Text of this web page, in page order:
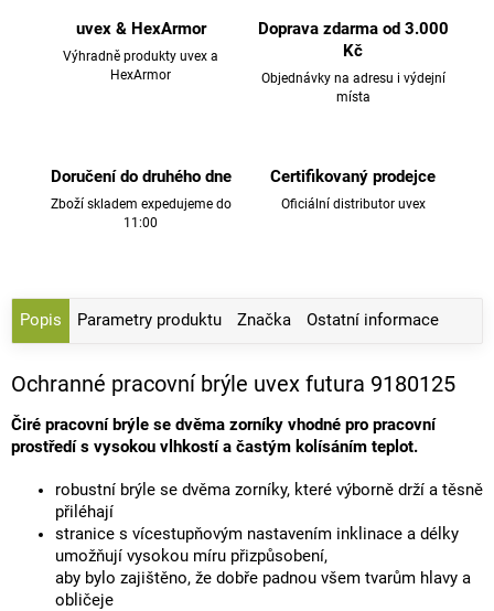
uvex & HexArmor
Výhradně produkty uvex a
HexArmor
Doprava zdarma od 3.000
Kč
Objednávky na adresu i výdejní
místa
Doručení do druhého dne
Zboží skladem expedujeme do
11:00
Certifikovaný prodejce
Oficiální distributor uvex
Popis Parametry produktu Značka Ostatní informace
Ochranné pracovní brýle uvex futura 9180125
Čiré pracovní brýle se dvěma zorníky vhodné pro pracovní
prostředí s vysokou vlhkostí a častým kolísáním teplot.
robustní brýle se dvěma zorníky, které výborně drží a těsně
přiléhají
stranice s vícestupňovým nastavením inklinace a délky
umožňují vysokou míru přizpůsobení,
aby bylo zajištěno, že dobře padnou všem tvarům hlavy a
obličeje